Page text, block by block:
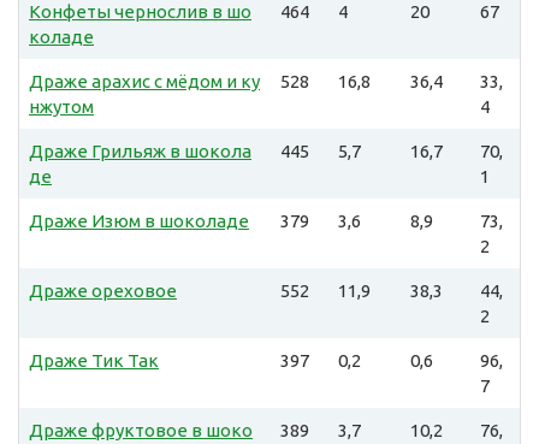
Конфеты чернослив в шо
коладе
464 4 20 67
Драже арахис с мёдом и ку
нжутом
528 16,8 36,4
33,
4
Драже Грильяж в шокола
де
445 5,7 16,7
70,
1
Драже Изюм в шоколаде 379 3,6 8,9
73,
2
Драже ореховое 552 11,9 38,3
44,
2
Драже Тик Так 397 0,2 0,6
96,
7
Драже фруктовое в шоко
389 3,7 10,2
76,